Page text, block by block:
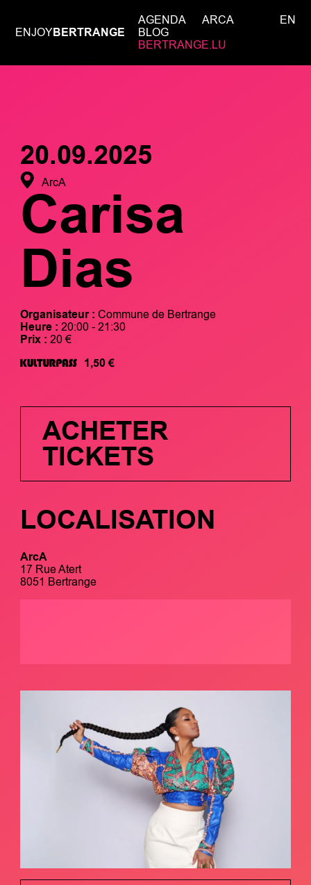
ENJOYBERTRANGE
AGENDA
ARCA
BLOG
BERTRANGE.LU
EN
20.09.2025
ArcA
Carisa
Dias
Organisateur : Commune de Bertrange
Heure : 20:00 - 21:30
Prix : 20 €
1,50 €
ACHETER
TICKETS
LOCALISATION
ArcA
17 Rue Atert
8051 Bertrange